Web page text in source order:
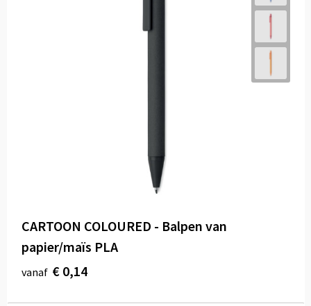
CARTOON COLOURED - Balpen van
papier/maïs PLA
vanaf € 0,14